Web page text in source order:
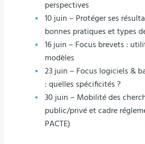
perspectives
10 juin – Protéger ses
bonnes pratiques et types
16 juin – Focus brevets :
modèles
23 juin – Focus logiciels &
: quelles spécificités ?
30 juin – Mobilité des
public/privé et cadre
PACTE)